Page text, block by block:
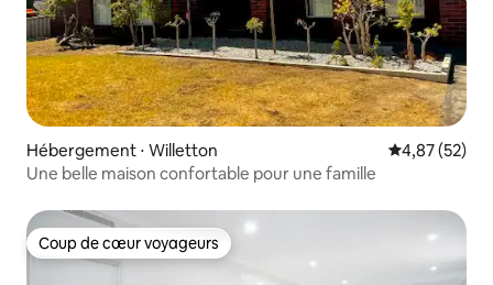
Hébergement ⋅ Willetton Évaluation
4,87 (52)
Une belle maison confortable pour une famille
Coup de cœur voyageurs
Coup de cœur voyageurs